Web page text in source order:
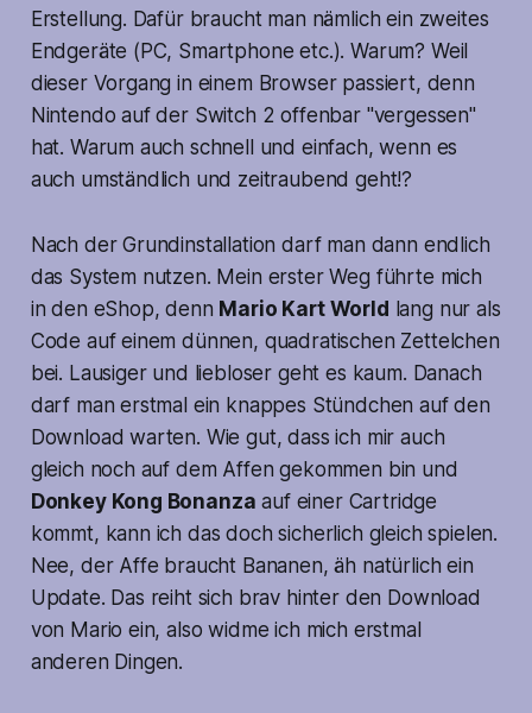
Erstellung. Dafür braucht man nämlich ein zweites
Endgeräte (PC, Smartphone etc.). Warum? Weil
dieser Vorgang in einem Browser passiert, denn
Nintendo auf der Switch 2 offenbar "vergessen"
hat. Warum auch schnell und einfach, wenn es
auch umständlich und zeitraubend geht!?
Nach der Grundinstallation darf man dann endlich
das System nutzen. Mein erster Weg führte mich
in den eShop, denn Mario Kart World lang nur als
Code auf einem dünnen, quadratischen Zettelchen
bei. Lausiger und liebloser geht es kaum. Danach
darf man erstmal ein knappes Stündchen auf den
Download warten. Wie gut, dass ich mir auch
gleich noch auf dem Affen gekommen bin und
Donkey Kong Bonanza auf einer Cartridge
kommt, kann ich das doch sicherlich gleich spielen.
Nee, der Affe braucht Bananen, äh natürlich ein
Update. Das reiht sich brav hinter den Download
von Mario ein, also widme ich mich erstmal
anderen Dingen.